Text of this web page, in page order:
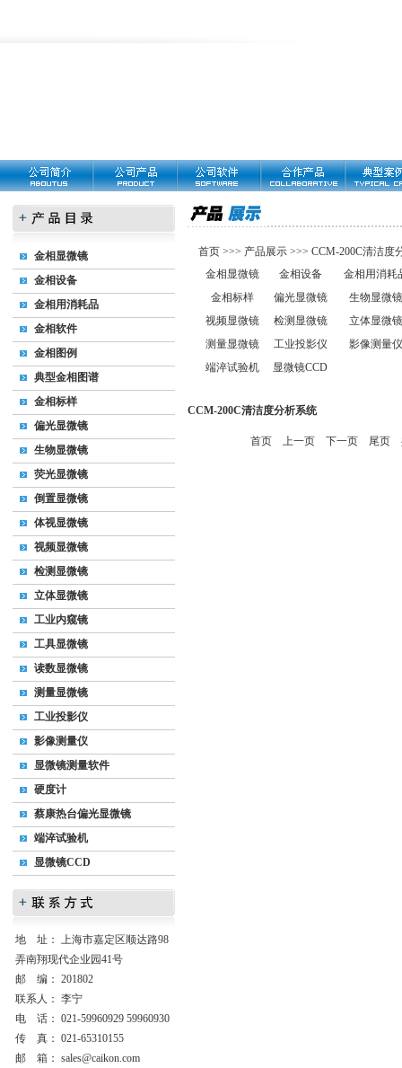
金相显微镜
金相设备
金相用消耗品
金相软件
金相图例
典型金相图谱
金相标样
偏光显微镜
生物显微镜
荧光显微镜
倒置显微镜
体视显微镜
视频显微镜
检测显微镜
立体显微镜
工业内窥镜
工具显微镜
读数显微镜
测量显微镜
工业投影仪
影像测量仪
显微镜测量软件
硬度计
蔡康热台偏光显微镜
端淬试验机
显微镜CCD
地 址： 上海市嘉定区顺达路98
弄南翔现代企业园41号
邮 编： 201802
联系人： 李宁
电 话： 021-59960929 59960930
传 真： 021-65310155
邮 箱： sales@caikon.com
首页 >>> 产品展示 >>> CCM-200C清洁度
金相显微镜
金相设备
金相用消耗
金相标样
偏光显微镜
生物显微镜
视频显微镜
检测显微镜
立体显微镜
测量显微镜
工业投影仪
影像测量仪
端淬试验机
显微镜CCD
CCM-200C清洁度分析系统
首页 上一页 下一页 尾页